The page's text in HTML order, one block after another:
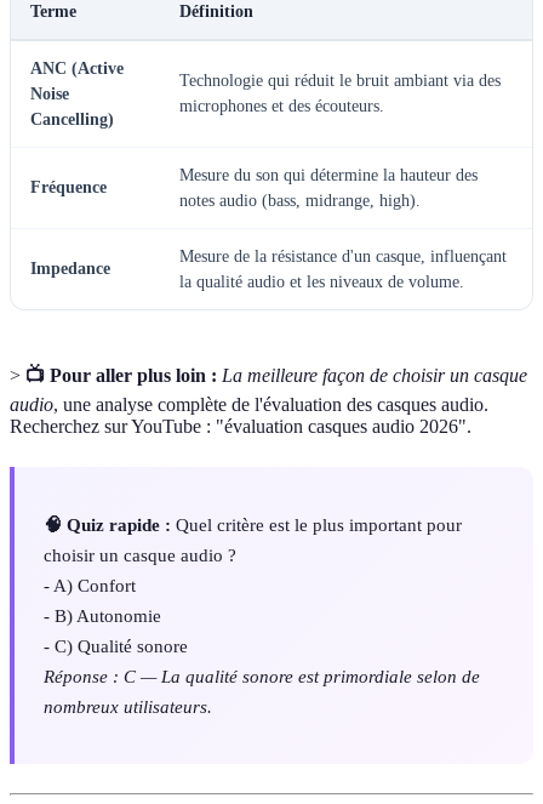
Terme Définition
ANC (Active
Noise
Cancelling)
Technologie qui réduit le bruit ambiant via des
microphones et des écouteurs.
Fréquence
Mesure du son qui détermine la hauteur des
notes audio (bass, midrange, high).
Impedance
Mesure de la résistance d'un casque, influençant
la qualité audio et les niveaux de volume.
> 📺 Pour aller plus loin : La meilleure façon de choisir un casque
audio, une analyse complète de l'évaluation des casques audio.
Recherchez sur YouTube : "évaluation casques audio 2026".
🧠 Quiz rapide : Quel critère est le plus important pour
choisir un casque audio ?
- A) Confort
- B) Autonomie
- C) Qualité sonore
Réponse : C — La qualité sonore est primordiale selon de
nombreux utilisateurs.